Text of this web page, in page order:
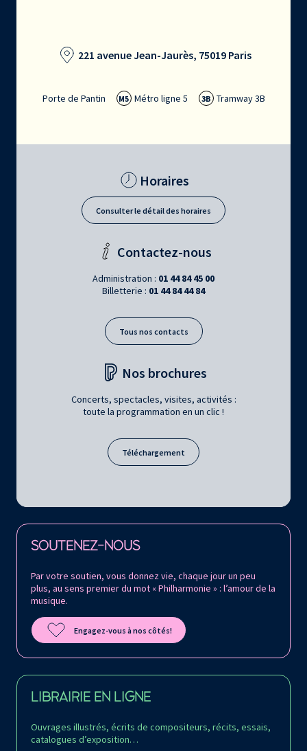
221 avenue Jean-Jaurès, 75019 Paris
Porte de Pantin M5 Métro ligne 5 3B Tramway 3B
Horaires
Consulter le détail des horaires
Contactez-nous
Administration : 01 44 84 45 00
Billetterie : 01 44 84 44 84
Tous nos contacts
Nos brochures
Concerts, spectacles, visites, activités :
toute la programmation en un clic !
Téléchargement
SOUTENEZ-NOUS
Par votre soutien, vous donnez vie, chaque jour un peu
plus, au sens premier du mot « Philharmonie » : l’amour de la
musique.
Engagez-vous à nos côtés!
LIBRAIRIE EN LIGNE
Ouvrages illustrés, écrits de compositeurs, récits, essais,
catalogues d’exposition…
Retrouvez la Philharmonie de Paris sur